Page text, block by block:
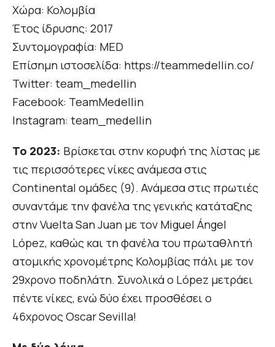
Χώρα: Κολομβία
Έτος ίδρυσης: 2017
Συντομογραφία: MED
Επίσημη ιστοσελίδα: https://teammedellin.co/
Twitter: team_medellin
Facebook: TeamMedellin
Instagram: team_medellin
Το 2023: Βρίσκεται στην κορυφή της λίστας με
τις περισσότερες νίκες ανάμεσα στις
Continental ομάδες (9). Ανάμεσα στις πρωτιές
συναντάμε την φανέλα της γενικής κατάταξης
στην Vuelta San Juan με τον Miguel Ángel
López, καθώς και τη φανέλα του πρωταθλητή
ατομικής χρονομέτρης Κολομβίας πάλι με τον
29χρονο ποδηλάτη. Συνολικά ο López μετράει
πέντε νίκες, ενώ δύο έχει προσθέσει ο
46χρονος Oscar Sevilla!